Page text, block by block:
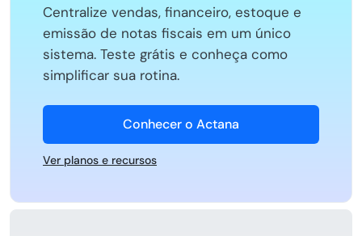
Centralize vendas, financeiro, estoque e
emissão de notas fiscais em um único
sistema. Teste grátis e conheça como
simplificar sua rotina.
Conhecer o Actana
Ver planos e recursos